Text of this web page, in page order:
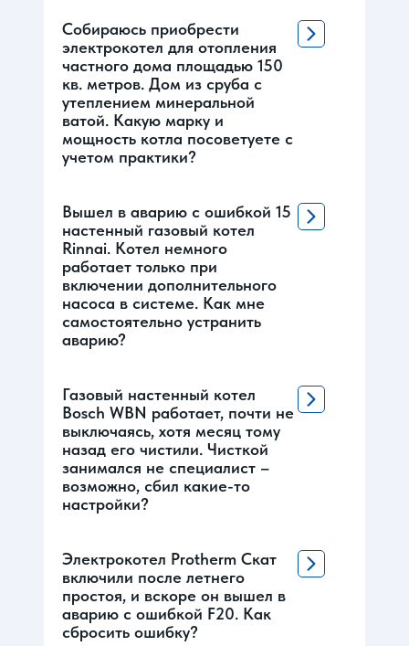
Собираюсь приобрести
электрокотел для отопления
частного дома площадью 150
кв. метров. Дом из сруба с
утеплением минеральной
ватой. Какую марку и
мощность котла посоветуете с
учетом практики?
Вышел в аварию с ошибкой 15
настенный газовый котел
Rinnai. Котел немного
работает только при
включении дополнительного
насоса в системе. Как мне
самостоятельно устранить
аварию?
Газовый настенный котел
Bosch WBN работает, почти не
выключаясь, хотя месяц тому
назад его чистили. Чисткой
занимался не специалист –
возможно, сбил какие-то
настройки?
Электрокотел Protherm Скат
включили после летнего
простоя, и вскоре он вышел в
аварию с ошибкой F20. Как
сбросить ошибку?